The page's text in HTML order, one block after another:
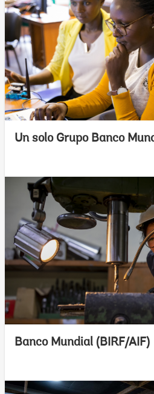
Un solo Grupo Banco
Banco Mundial (BIRF/AIF)